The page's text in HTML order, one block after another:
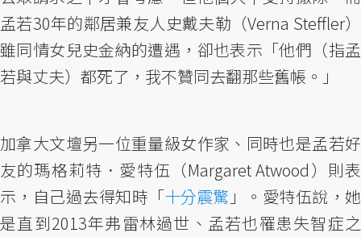
孟若30年的鄰居兼友人史戴夫勒（Verna Steffler）
雖同情女兒史金納的遭遇，卻也表示「他們（指孟
若與丈夫）都死了，我不贊同去翻那些舊帳。」
加拿大文壇另一位重量級女作家、同時也是孟若好
友的瑪格莉特．愛特伍（Margaret Atwood）則表
示，自己過去得知時「十分震驚 」。愛特伍說，她
是直到2013年弗雷林過世、孟若也罹患失智症之